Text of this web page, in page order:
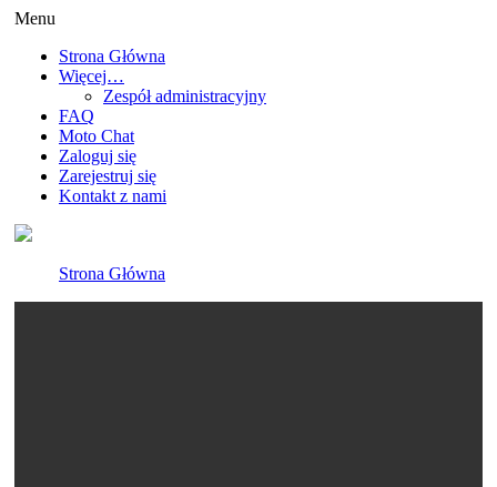
Menu
Strona Główna
Więcej…
Zespół administracyjny
FAQ
Moto Chat
Zaloguj się
Zarejestruj się
Kontakt z nami
Strona Główna